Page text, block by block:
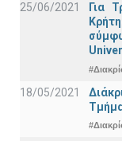
25/06/2021
Για
18/05/2021